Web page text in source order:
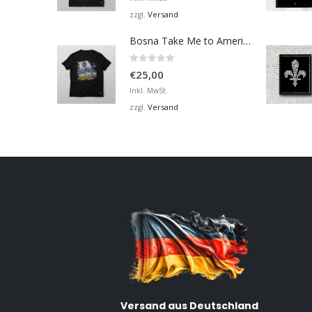
zzgl. Versand
Bosna Take Me to America Navijačka Majica 2
€25,00
Inkl. MwSt.
zzgl. Versand
Versand aus Deutschland